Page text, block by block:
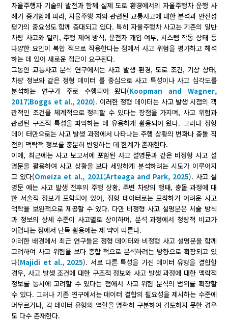
자율주행차 기술의 발전과 함께 실제 도로 환경에서의 자율주행차 운행 사
례가 증가함에 따라, 자율주행 차와 관련된 교통사고에 대한 분석과 안전성
평가의 중요성도 함께 증대되고 있다. 특히 자율주행차 사고는 기존의 일반
차량 사고와 달리, 주행 제어 방식, 운전자 개입 여부, 시스템 작동 상태 등
다양한 요인이 복합 적으로 작용한다는 점에서 사고 위험을 평가하고 해석
하는 데 있어 새로운 접근이 요구된다.
그동안 교통사고 분석 연구에서는 사고 발생 환경, 도로 조건, 기상 상태,
차량 정보와 같은 정형 데이터 를 중심으로 사고 특성이나 사고 심각도를
분석하는 연구가 주로 수행되어 왔다(Koopman and Wagner,
2017;Boggs et al., 2020). 이러한 정형 데이터는 사고 발생 시점의 객
관적인 조건을 체계적으로 정리할 수 있다는 장점을 가지며, 사고 위험과
관련된 구조적 특성을 파악하는 데 유용하게 활용되어 왔다. 그러나 정형
데이 터만으로는 사고 발생 과정에서 나타나는 주행 상황의 변화나 충돌 직
전의 맥락적 정보를 충분히 반영하는 데 한계가 존재한다.
이에, 최근에는 사고 보고서에 포함된 사고 설명문과 같은 비정형 사고 설
명문을 활용하여 사고 상황을 보다 세밀하게 분석하려는 시도가 이루어지
고 있다(Omeiza et al., 2021;Arteaga and Park, 2025). 사고 설
명문 에는 사고 발생 전후의 주행 상황, 주변 차량의 행태, 충돌 과정에 대
한 서술적 정보가 포함되어 있어, 정형 데이터로는 포착하기 어려운 사고
맥락을 보완적으로 제공할 수 있다. 다만 비정형 사고 설명문은 서술 방식
과 정보의 상세 수준이 사고별로 상이하며, 분석 과정에서 정량적 비교가
어렵다는 점에서 단독 활용에는 제 약이 따른다.
이러한 배경에서 최근 연구들은 정형 데이터와 비정형 사고 설명문을 함께
고려하여 사고 위험을 보다 종합 적으로 분석하려는 방향으로 확장되고 있
다(Majidi et al., 2025). 서로 다른 특성을 가진 데이터 유형을 결합할
경우, 사고 발생 조건에 대한 구조적 정보와 사고 발생 과정에 대한 맥락적
정보를 동시에 고려할 수 있다는 점에서 사고 위험 분석의 범위를 확장할
수 있다. 그러나 기존 연구에서는 데이터 결합의 필요성을 제시하는 수준에
머무르거나, 각 데이터 유형의 역할을 명확히 구분하여 검토하지 못한 경우
도 다수 존재한다.